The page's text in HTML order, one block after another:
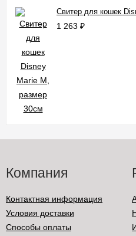
Свитер для кошек
1 263 ₽
Компания
Контактная информация
Условия доставки
Способы оплаты